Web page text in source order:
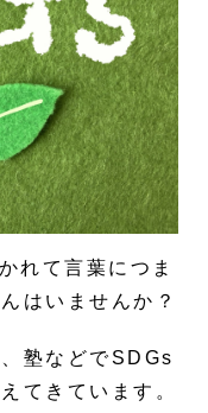
れて言葉につま
はいませんか？
塾などでSDGs
てきています。